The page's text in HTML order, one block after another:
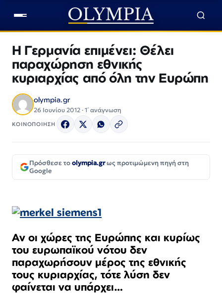
Η Γερμανία επιμένει: Θέλει
παραχώρηση εθνικής
κυριαρχίας από όλη την Ευρώπη
olympia.gr
26 Ιουνίου 2012 · 1΄ ανάγνωση
ΚΟΙΝΟΠΟΙΗΣΗ
Πρόσθεσε τοolympia.grως προτιμώμενη πηγή στη
Google
Αν οι χώρες της Ευρώπης και κυρίως
του ευρωπαϊκού νότου δεν
παραχωρήσουν μέρος της εθνικής
τους κυριαρχίας, τότε λύση δεν
φαίνεται να υπάρχει…